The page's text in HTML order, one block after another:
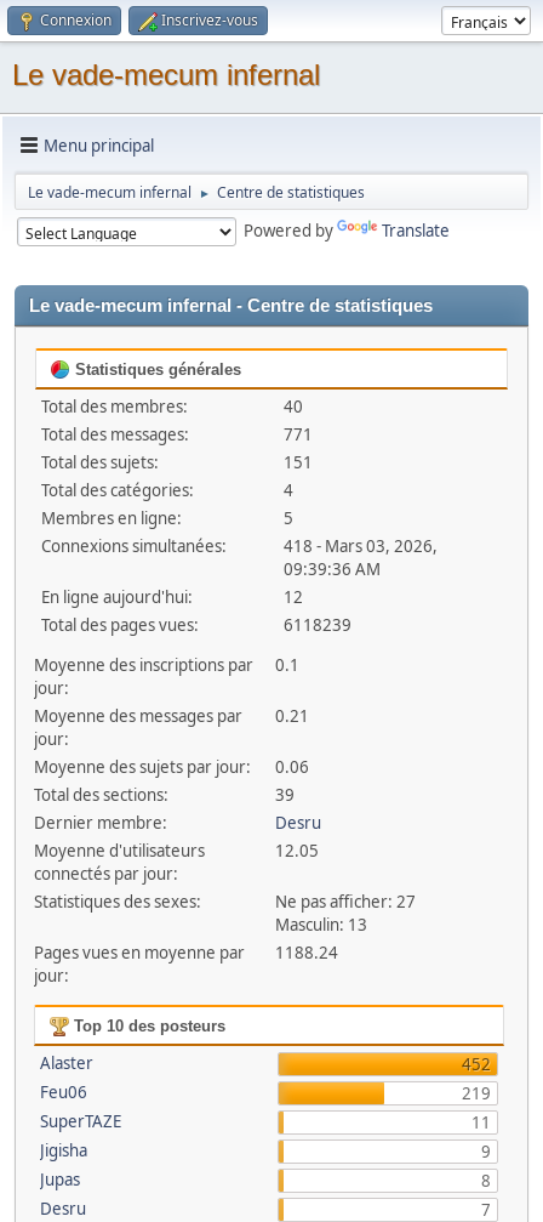
Connexion Inscrivez-vous
Le vade-mecum infernal
Menu principal
Le vade-mecum infernal ► Centre de statistiques
Powered by Translate
Le vade-mecum infernal - Centre de statistiques
Statistiques générales
Total des membres:
40
Total des messages:
771
Total des sujets:
151
Total des catégories:
4
Membres en ligne:
5
Connexions simultanées:
418 - Mars 03, 2026,
09:39:36 AM
En ligne aujourd'hui:
12
Total des pages vues:
6118239
Moyenne des inscriptions par
jour:
0.1
Moyenne des messages par
jour:
0.21
Moyenne des sujets par jour:
0.06
Total des sections:
39
Dernier membre:
Desru
Moyenne d'utilisateurs
connectés par jour:
12.05
Statistiques des sexes:
Ne pas afficher: 27
Masculin: 13
Pages vues en moyenne par
jour:
1188.24
Top 10 des posteurs
Alaster
452
Feu06
219
SuperTAZE
11
Jigisha
9
Jupas
8
Desru
7